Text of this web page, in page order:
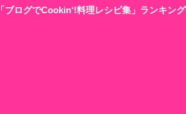
「ブログでCookin‘!料理レシピ集」ランキン